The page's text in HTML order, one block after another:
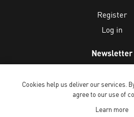
Register
Log in
Newsletter
Cookies help us deliver our services.
agree to our use of
Learn more